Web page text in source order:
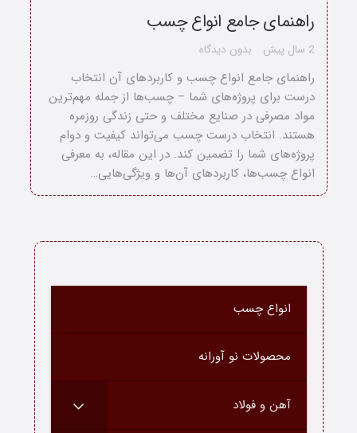
خانه
درباره ما
ارتباط با ما
دسته محصولات
بلاگ
راهنمای جامع انواع چسب
2 سال پیش بدون دیدگاه
راهنمای جامع انواع چسب و کاربردهای آن انتخاب
درست برای پروژه‌های شما – چسب‌ها از جمله مهم‌ترین
مواد مصرفی در صنایع مختلف و حتی زندگی روزمره
هستند. انتخاب درست چسب می‌تواند کیفیت و دوام
پروژه‌های شما را تضمین کند. در این مقاله، به معرفی
انواع چسب‌ها، کاربردهای آن‌ها و ویژگی‌هایی…
انواع چسب
محصولات نو آورانه
آهن و فولاد